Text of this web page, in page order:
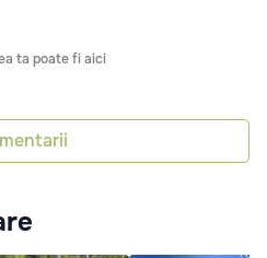
ta poate fi aici